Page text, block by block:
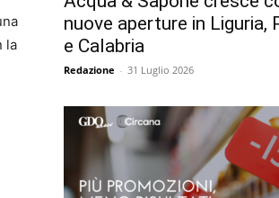
la
nuove aperture in Liguria,
e Calabria
Redazione - 31 Luglio 2026